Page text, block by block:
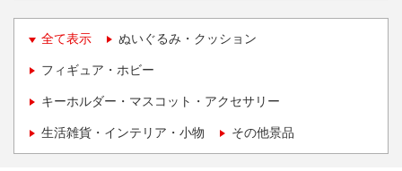
全て表示 ぬいぐるみ・クッション
フィギュア・ホビー
キーホルダー・マスコット・アクセサリー
生活雑貨・インテリア・小物 その他景品